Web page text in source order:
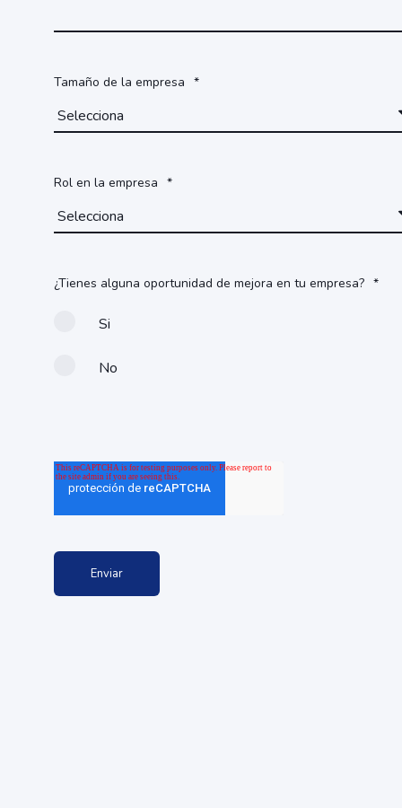
Tamaño de la empresa *
Rol en la empresa *
¿Tienes alguna oportunidad de mejora en tu empresa? *
Si
No